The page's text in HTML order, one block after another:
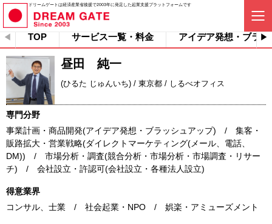
ドリームゲートは経済産業省後援で2003年に発足した起業支援プラットフォームです
TOP サービス一覧・料金 アイデア発想・ブラ
昼田 純一
(ひるた じゅんいち) / 東京都 / しるべオフィス
専門分野
事業計画・商品開発(アイデア発想・ブラッシュアップ) / 集客・
販路拡大・営業戦略(ダイレクトマーケティング(メール、電話、
DM)) / 市場分析・調査(競合分析・市場分析・市場調査・リサー
チ) / 会社設立・許認可(会社設立・各種法人設立)
得意業界
コンサル、士業 / 社会起業・NPO / 娯楽・アミューズメント